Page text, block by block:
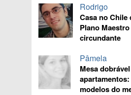
Rodrigo
Casa no Chile
Plano
circundante
Pâmela
Mesa
modelos do